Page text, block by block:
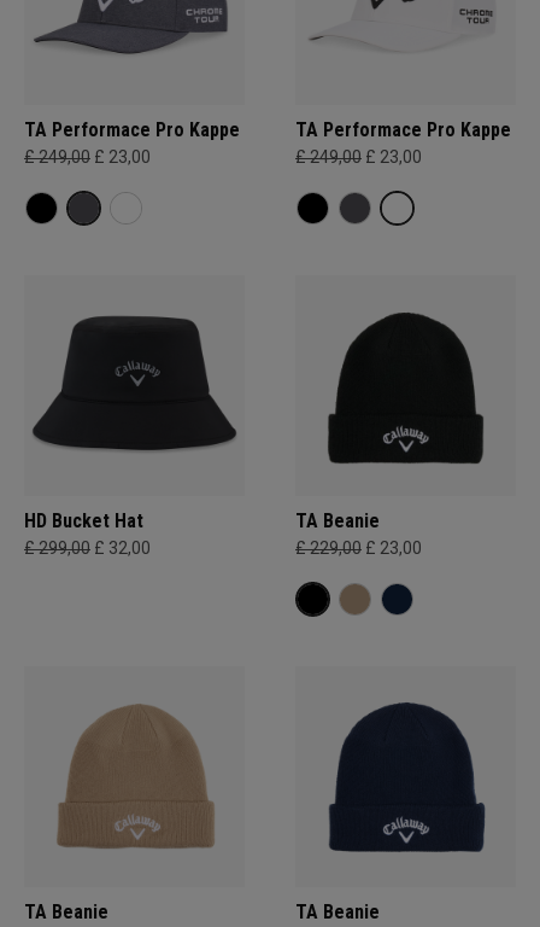
TA Performace Pro Kappe
£ 249,00 £ 23,00
TA Performace Pro Kappe
£ 249,00 £ 23,00
HD Bucket Hat
£ 299,00 £ 32,00
TA Beanie
£ 229,00 £ 23,00
TA Beanie TA Beanie